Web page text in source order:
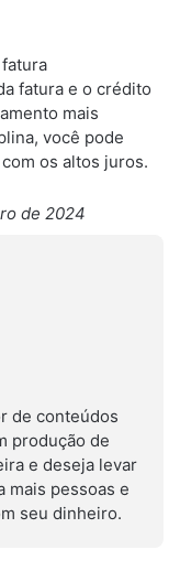
fatura e o crédito
mais
você pode
os altos juros.
de 2024
de conteúdos
produção de
e deseja levar
mais pessoas e
seu dinheiro.